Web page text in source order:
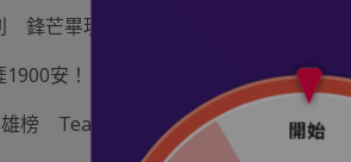
鋒芒畢現
安！
雄榜 TeamMizuno⋯